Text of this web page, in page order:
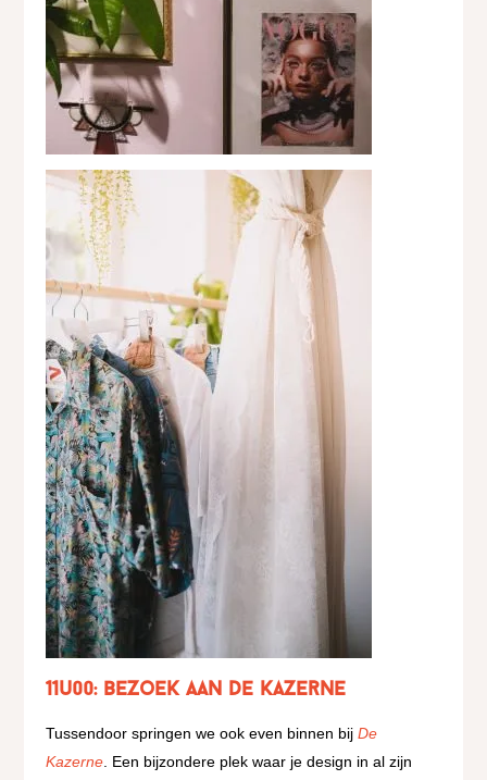
11u00: bezoek aan De Kazerne
Tussendoor springen we ook even binnen bijDe
Kazerne. Een bijzondere plek waar je design in al zijn